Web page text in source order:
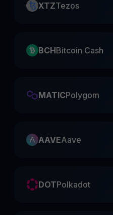
XTZTezos
BCHBitcoin Cash
MATICPolygom
AAVEAave
DOTPolkadot